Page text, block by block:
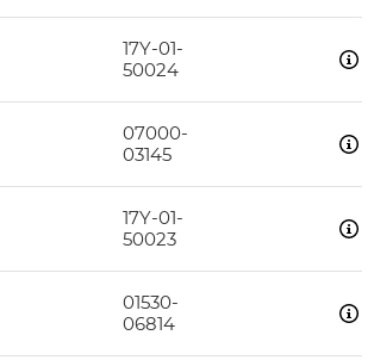
17Y-01-
50024
07000-
03145
17Y-01-
50023
01530-
06814